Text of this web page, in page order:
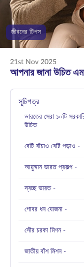
ENGLISH
অনলাইনে কিনুন
জীবনের টিপস
21st Nov 2025
আপনার জানা উচিত
সূচিপত্র
ভারতের সেরা ১০টি
উচিত
বেটি বাঁচাও বেটি পড়াও -
আয়ুষ্মান ভারত প্রকল্প -
স্বচ্ছ ভারত -
গোবর ধন যোজনা -
সৌর চরকা মিশন -
জাতীয় বাঁশ মিশন -